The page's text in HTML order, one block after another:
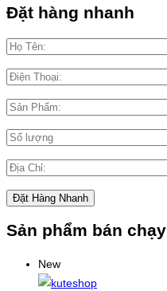
Đặt hàng nhanh
Sản phẩm bán chạy
New